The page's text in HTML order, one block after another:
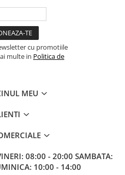
cu promotiile
multe in Politica de
MEU
08:00 - 20:00 SAMBATA:
10:00 - 14:00